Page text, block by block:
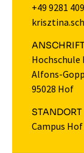
+49 9281
Hochschule
Alfons-
95028 Hof
STANDORT
Campus Hof